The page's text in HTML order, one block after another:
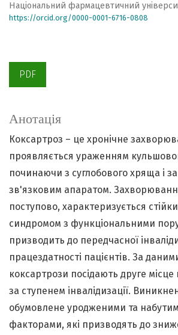
Національний фармацевтичний
https://orcid.org/0000-0001-6716-0808
PDF
Анотація
Коксартроз – це хронічне
проявляється ураженням
починаючи з суглобового хряща і
зв'язковим апаратом.
поступово, характеризується
синдромом з функціональними
призводить до передчасної
працездатності пацієнтів. За
коксартрози посідають друге місце
за ступенем інвалідизації.
обумовлене уродженими та
факторами, які призводять до